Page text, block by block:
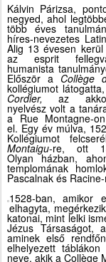
Kálvin Párizsa,
negyed, ahol
több éves
híres-nevezetes
Alig 13 évesen
az esprit
humanista
Először a Collège
kollégiumot
Cordier,az
nyelvész volt a
a Rue Montagne-
el. Egy év múlva,
Kollégiumot
Montaigu-re, ott
Olyan házban,
templomának
Pascalnak és
1528-ban, amikor
elhagyta,
katonai, mint lelki
Jézus Társaságot,
aminek első
elhelyezett
neve, akik a Collège